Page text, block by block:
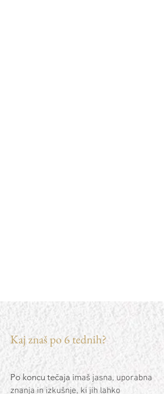
Kaj znaš po 6 tednih?
Po koncu tečaja imaš jasna, uporabna
znanja in izkušnje, ki jih lahko